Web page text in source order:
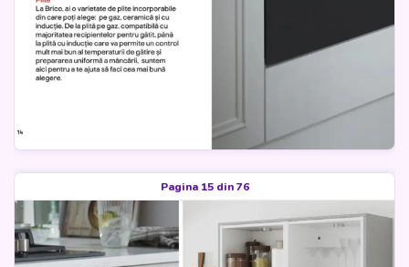
Pagina 15 din 76